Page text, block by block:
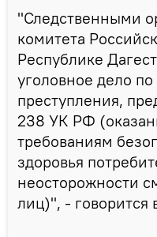
"Следственными
комитета
Республике
уголовное дело
преступления,
238 УК РФ
требованиям
здоровья
неосторожности
лиц)", - говорится